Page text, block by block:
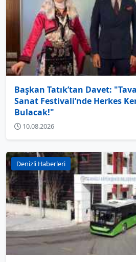
Başkan Tatık’tan Davet:
Sanat Festivali’nde Herkes
Bulacak!"
10.08.2026
Denizli Haberleri